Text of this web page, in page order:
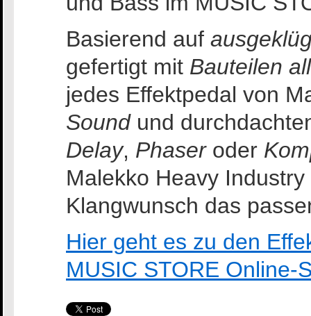
Basierend auf
gefertigt mit Bauteilen
jedes Effektpedal von
Soundund
Delay, Phaseroder
Malekko Heavy
Klangwunsch das
Hier geht es zu den
MUSIC STORE Online-